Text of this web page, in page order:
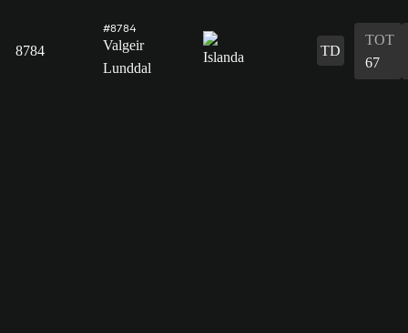
8784
#8784
Valgeir
Lunddal
TD
TOT
67